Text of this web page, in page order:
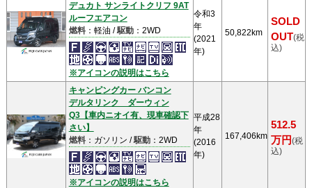
デュカト サンライトクリフ 9AT
ルーフエアコン
燃料：軽油 /駆動：2WD
※アイコンの説明はこちら
令和3
年
(2021
年)
50,822km
SOLD
OUT(税
込)
キャンピングカー バンコン
デルタリンク ダーウィン
Q3【車内ニオイ有、現車確認下
さい】
燃料：ガソリン /駆動：2WD
※アイコンの説明はこちら
平成28
年
(2016
年)
167,406km
512.5
万円(税
込)